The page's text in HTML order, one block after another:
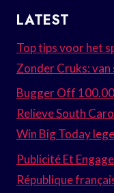
LATEST
Top tips voor het
Zonder Cruks:
Bugger Off
Relieve South
Win Big Today
Publicité Et
République